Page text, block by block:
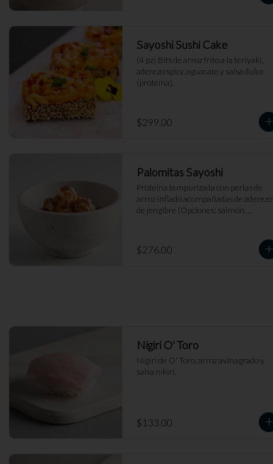
Sayoshi Sushi Cake
(4 pz) Bits de arroz frito a la teriyaki,
aderezo spicy, aguacate y salsa dulce
(proteína).
$299.00
Palomitas Sayoshi
Proteína tempurizada con perlas de
arroz inflado acompañadas de aderezo
de jengibre (Opciones: salmón,
$276.00
Nigiri O' Toro
Nigiri de O' Toro, arroz avinagrado y
salsa nikiri.
$133.00